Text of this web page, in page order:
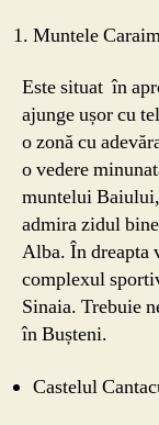
Muntele
Este situat în
ajunge ușor cu
o zonă cu
o vedere
muntelui
admira zidul
Alba. În dreapta
complexul
Sinaia. Trebuie
în Bușteni.
Castelul